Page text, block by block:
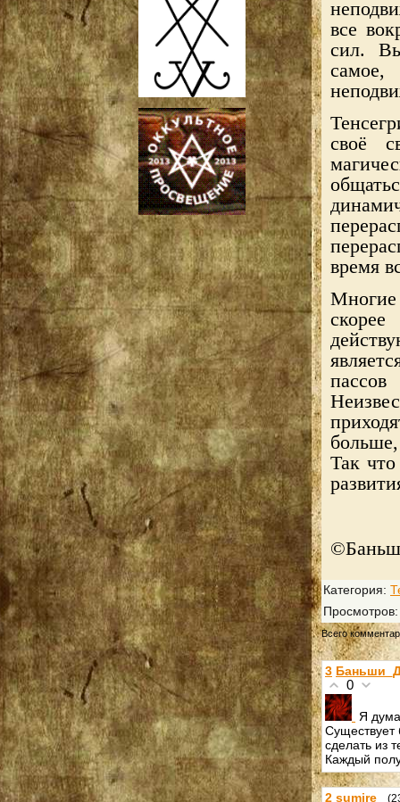
все
сил.
самое,
своё
время
Так
©
Категория:
Просмотров
Всего
3
0
Я
сделать из
Каждый
2 sumire